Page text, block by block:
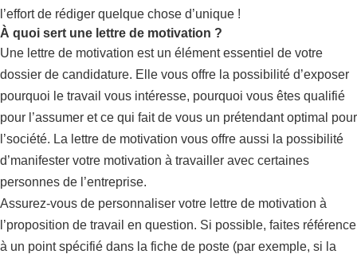
l’effort de rédiger quelque chose d’unique !
À quoi sert une lettre de motivation ?
Une lettre de motivation est un élément essentiel de votre
dossier de candidature. Elle vous offre la possibilité d’exposer
pourquoi le travail vous intéresse, pourquoi vous êtes qualifié
pour l’assumer et ce qui fait de vous un prétendant optimal pour
l’société. La lettre de motivation vous offre aussi la possibilité
d’manifester votre motivation à travailler avec certaines
personnes de l’entreprise.
Assurez-vous de personnaliser votre lettre de motivation à
l’proposition de travail en question. Si possible, faites référence
à un point spécifié dans la fiche de poste (par exemple, si la